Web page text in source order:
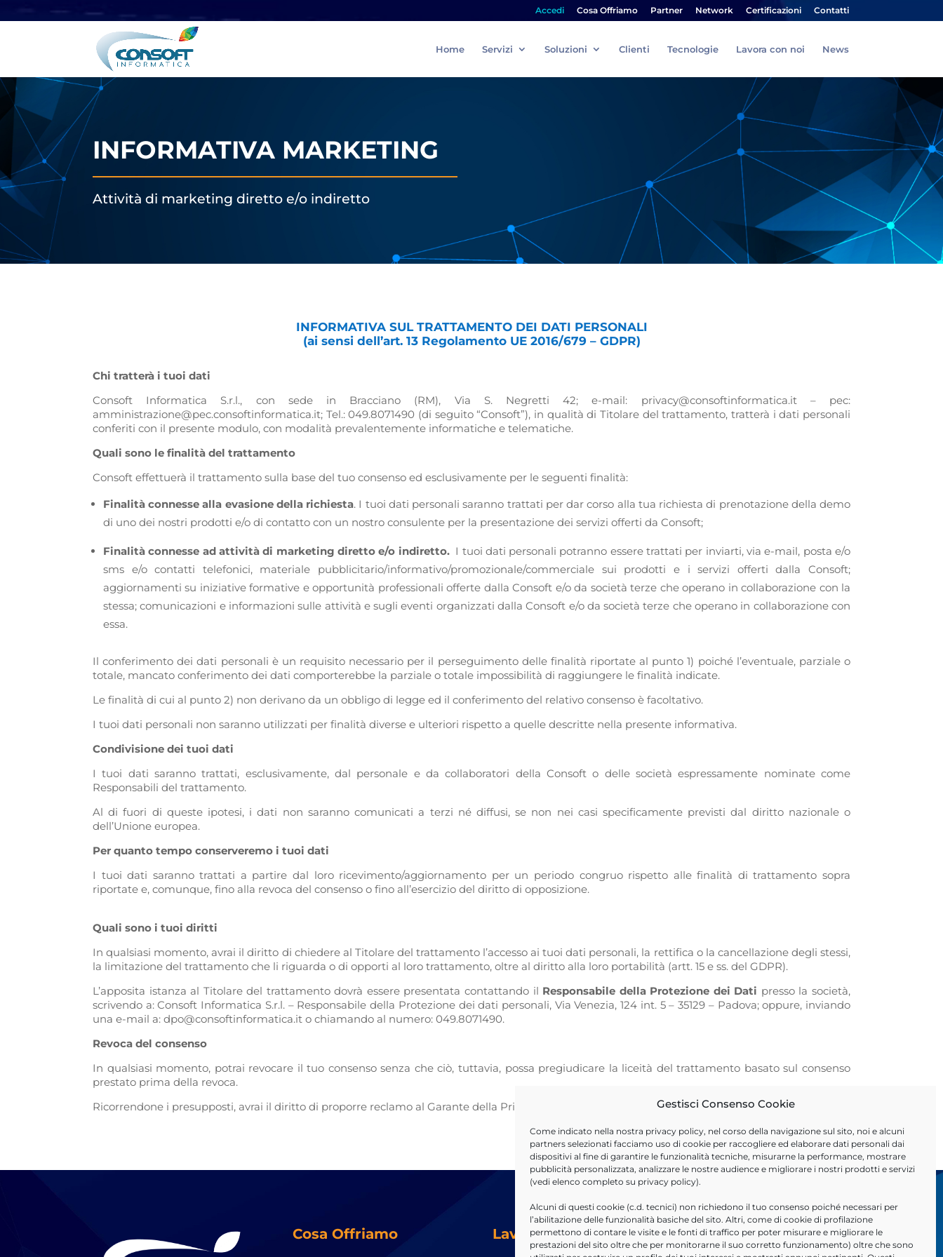
Gestisci Consenso Cookie
Come indicato nella nostra privacy policy, nel corso della navigazione sul sito, noi e alcuni
partners selezionati facciamo uso di cookie per raccogliere ed elaborare dati personali dai
dispositivi al fine di garantire le funzionalità tecniche, misurarne la performance, mostrare
pubblicità personalizzata, analizzare le nostre audience e migliorare i nostri prodotti e servizi
(vedi elenco completo su privacy policy).
Alcuni di questi cookie (c.d. tecnici) non richiedono il tuo consenso poiché necessari per
l’abilitazione delle funzionalità basiche del sito. Altri, come di cookie di profilazione
permettono di contare le visite e le fonti di traffico per poter misurare e migliorare le
prestazioni del sito oltre che per monitorarne il suo corretto funzionamento) oltre che sono
Accedi Cosa Offriamo Partner Network Certificazioni Contatti
Home Servizi Soluzioni Clienti Tecnologie Lavora con noi News
INFORMATIVA MARKETING
Attività di marketing diretto e/o indiretto
INFORMATIVA SUL TRATTAMENTO DEI DATI PERSONALI
(ai sensi dell’art. 13 Regolamento UE 2016/679 – GDPR)
Chi tratterà i tuoi dati
Consoft Informatica S.r.l., con sede in Bracciano (RM), Via S. Negretti 42; e-mail: privacy@consoftinformatica.it – pec:
amministrazione@pec.consoftinformatica.it; Tel.: 049.8071490 (di seguito “Consoft”), in qualità di Titolare del trattamento, tratterà i dati personali
conferiti con il presente modulo, con modalità prevalentemente informatiche e telematiche.
Quali sono le finalità del trattamento
Consoft effettuerà il trattamento sulla base del tuo consenso ed esclusivamente per le seguenti finalità:
Finalità connesse alla evasione della richiesta. I tuoi dati personali saranno trattati per dar corso alla tua richiesta di prenotazione della demo
di uno dei nostri prodotti e/o di contatto con un nostro consulente per la presentazione dei servizi offerti da Consoft;
Finalità connesse ad attività di marketing diretto e/o indiretto. I tuoi dati personali potranno essere trattati per inviarti, via e-mail, posta e/o
sms e/o contatti telefonici, materiale pubblicitario/informativo/promozionale/commerciale sui prodotti e i servizi offerti dalla Consoft;
aggiornamenti su iniziative formative e opportunità professionali offerte dalla Consoft e/o da società terze che operano in collaborazione con la
stessa; comunicazioni e informazioni sulle attività e sugli eventi organizzati dalla Consoft e/o da società terze che operano in collaborazione con
essa.
Il conferimento dei dati personali è un requisito necessario per il perseguimento delle finalità riportate al punto 1) poiché l’eventuale, parziale o
totale, mancato conferimento dei dati comporterebbe la parziale o totale impossibilità di raggiungere le finalità indicate.
Le finalità di cui al punto 2) non derivano da un obbligo di legge ed il conferimento del relativo consenso è facoltativo.
I tuoi dati personali non saranno utilizzati per finalità diverse e ulteriori rispetto a quelle descritte nella presente informativa.
Condivisione dei tuoi dati
I tuoi dati saranno trattati, esclusivamente, dal personale e da collaboratori della Consoft o delle società espressamente nominate come
Responsabili del trattamento.
Al di fuori di queste ipotesi, i dati non saranno comunicati a terzi né diffusi, se non nei casi specificamente previsti dal diritto nazionale o
dell’Unione europea.
Per quanto tempo conserveremo i tuoi dati
I tuoi dati saranno trattati a partire dal loro ricevimento/aggiornamento per un periodo congruo rispetto alle finalità di trattamento sopra
riportate e, comunque, fino alla revoca del consenso o fino all’esercizio del diritto di opposizione.
Quali sono i tuoi diritti
In qualsiasi momento, avrai il diritto di chiedere al Titolare del trattamento l’accesso ai tuoi dati personali, la rettifica o la cancellazione degli stessi,
la limitazione del trattamento che li riguarda o di opporti al loro trattamento, oltre al diritto alla loro portabilità (artt. 15 e ss. del GDPR).
L’apposita istanza al Titolare del trattamento dovrà essere presentata contattando il Responsabile della Protezione dei Dati presso la società,
scrivendo a: Consoft Informatica S.r.l. – Responsabile della Protezione dei dati personali, Via Venezia, 124 int. 5 – 35129 – Padova; oppure, inviando
una e-mail a: dpo@consoftinformatica.it o chiamando al numero: 049.8071490.
Revoca del consenso
In qualsiasi momento, potrai revocare il tuo consenso senza che ciò, tuttavia, possa pregiudicare la liceità del trattamento basato sul consenso
prestato prima della revoca.
Ricorrendone i presupposti, avrai il diritto di proporre reclamo al Garante della Privacy quale autorità di controllo, secondo le procedure previste.
Cosa Offriamo Lavora con noi Accesso Rapido